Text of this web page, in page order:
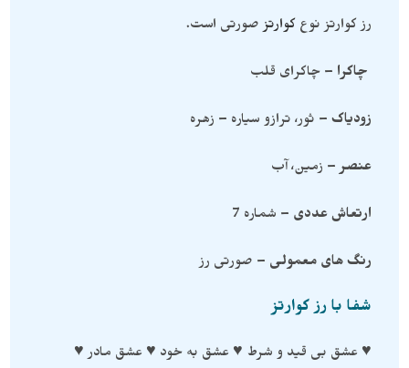
رز کوارتز نوع کوارتز صورتی است.
چاکرا – چاکرای قلب
زودیاک – ثور، ترازو سیاره – زهره
عنصر – زمین، آب
ارتعاش عددی – شماره 7
رنگ های معمولی – صورتی رز
شفا با رز کوارتز
♥ عشق بی قید و شرط ♥ عشق به خود ♥ عشق مادر ♥